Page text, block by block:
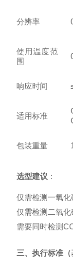
分辨率
使用温度范
围
响应时间
适用标准
包装重量
选型建议 ：
仅需检测一氧
仅需检测二氧
需要同时检测
三、执行标准